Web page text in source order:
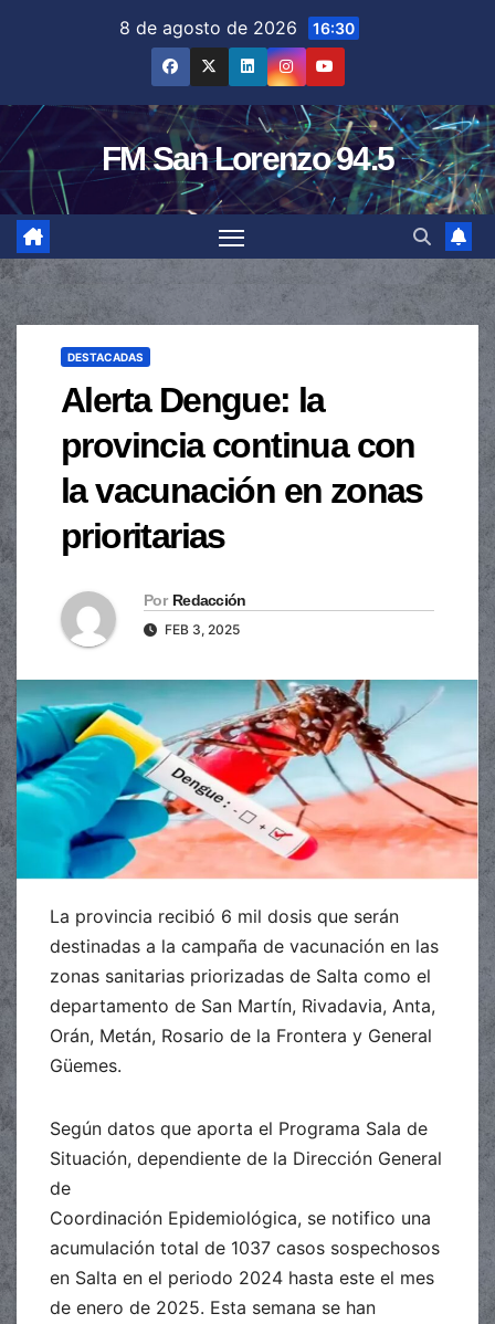
8 de agosto de 2026 16:30
FM San Lorenzo 94.5
DESTACADAS
Alerta Dengue: la
provincia continua con
la vacunación en zonas
prioritarias
Por Redacción
FEB 3, 2025
La provincia recibió 6 mil dosis que serán
destinadas a la campaña de vacunación en las
zonas sanitarias priorizadas de Salta como el
departamento de San Martín, Rivadavia, Anta,
Orán, Metán, Rosario de la Frontera y General
Güemes.
Según datos que aporta el Programa Sala de
Situación, dependiente de la Dirección General
de
Coordinación Epidemiológica, se notifico una
acumulación total de 1037 casos sospechosos
en Salta en el periodo 2024 hasta este el mes
de enero de 2025. Esta semana se han